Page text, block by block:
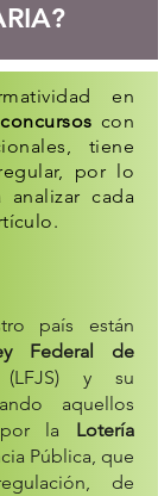
en
concursos con
tiene
por lo
cada
país están
Federal de
y su
aquellos
por la Lotería
Pública, que
de